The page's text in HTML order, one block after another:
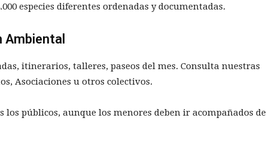
especies diferentes ordenadas y documentadas.
Ambiental
itinerarios, talleres, paseos del mes. Consulta nuestras
Asociaciones u otros colectivos.
los públicos, aunque los menores deben ir acompañados de